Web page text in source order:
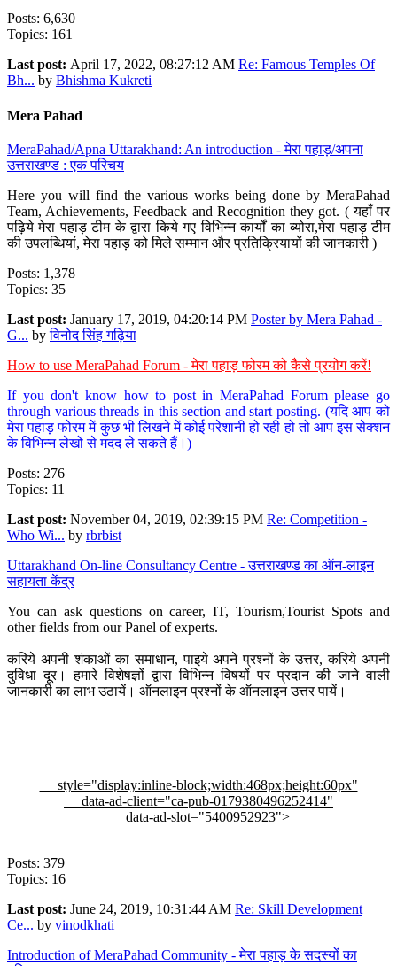
Posts: 6,630
Topics: 161
Last post: April 17, 2022, 08:27:12 AM Re: Famous Temples Of
Bh... by Bhishma Kukreti
Mera Pahad
MeraPahad/Apna Uttarakhand: An introduction - मेरा पहाड़/अपना
उत्तराखण्ड : एक परिचय
Here you will find the various works being done by MeraPahad
Team, Achievements, Feedback and Recognition they got. ( यहाँ पर
पढ़िये मेरा पहाड़ टीम के द्वारा किये गए विभिन्न कार्यों का ब्योरा,मेरा पहाड़ टीम
की उपलब्धियां, मेरा पहाड़ को मिले सम्मान और प्रतिक्रियायों की जानकारी )
Posts: 1,378
Topics: 35
Last post: January 17, 2019, 04:20:14 PM Poster by Mera Pahad -
G... byविनोद सिंह गढ़िया
How to use MeraPahad Forum - मेरा पहाड़ फोरम को कैसे प्रयोग करें!
If you don't know how to post in MeraPahad Forum please go
through various threads in this section and start posting. (यदि आप को
मेरा पहाड़ फोरम में कुछ भी लिखने में कोई परेशानी हो रही हो तो आप इस सेक्शन
के विभिन्न लेखों से मदद ले सकते हैं।)
Posts: 276
Topics: 11
Last post: November 04, 2019, 02:39:15 PM Re: Competition -
Who Wi... by rbrbist
Uttarakhand On-line Consultancy Centre - उत्तराखण्ड का ऑन-लाइन
सहायता केंद्र
You can ask questions on career, IT, Tourism,Tourist Spots and
other fields from our Panel of experts.
करिये अपनी शंकाओं का समाधान, पाइये अपने प्रश्नों के उत्तर, करिये अपनी
दुविधा दूर। हमारे विशेषज्ञों द्वारा विभिन्न विषयों पर प्रदान की जाने वाली
जानकारी का लाभ उठायें। ऑनलाइन प्रश्नों के ऑनलाइन उत्तर पायें।
style="display:inline-block;width:468px;height:60px"
data-ad-client="ca-pub-0179380496252414"
data-ad-slot="5400952923">
Posts: 379
Topics: 16
Last post: June 24, 2019, 10:31:44 AM Re: Skill Development
Ce... by vinodkhati
Introduction of MeraPahad Community - मेरा पहाड़ के सदस्यों का